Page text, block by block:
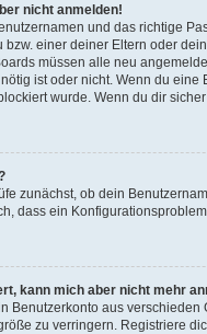
nicht anmelden!
und das richtige
bzw. einer deiner Eltern oder
müssen alle neu
ist oder nicht. Wenn du
wurde. Wenn du dir
zunächst, ob dein
dass ein
kann mich aber nicht mehr
Benutzerkonto aus
zu verringern. Registriere